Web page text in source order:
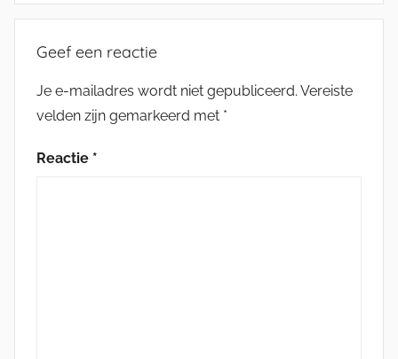
Geef een reactie
Je e-mailadres wordt niet gepubliceerd. Vereiste
velden zijn gemarkeerd met *
Reactie *